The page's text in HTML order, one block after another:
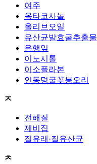
여주
옥타코사놀
올리브오일
유산균발효굴추출물
은행잎
이노시톨
이소플라본
인동덩굴꽃봉오리
ㅈ
전해질
제비집
질유래·질유산균
ㅊ